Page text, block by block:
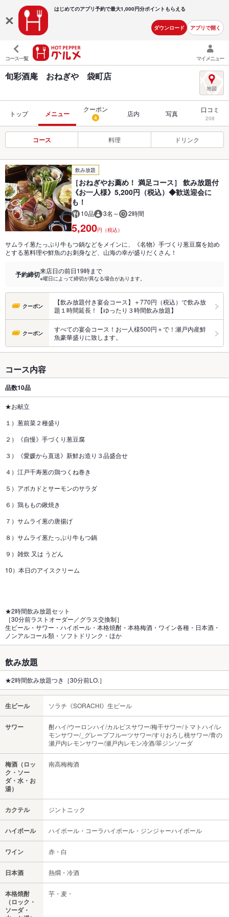
はじめてのアプリ予約で最大1,000円分ポイントもらえる
ダウンロード アプリで開く
コース一覧 マイメニュー
旬彩酒庵 おねぎや 袋町店
トップ メニュー
クーポン
4 店内 写真 口コミ
208
コース 料理 ドリンク
飲み放題
［おねぎやお薦め！ 満足コース］ 飲み放題付
《お一人様》5,200円（税込）◆歓送迎会に
も！
10品 3名～ 2時間
5,200円（税込）
サムライ葱たっぷり牛もつ鍋などをメインに、《名物》手づくり葱豆腐を始め
とする葱料理や鮮魚のお刺身など、山海の幸が盛りだくさん！
予約締切来店日の前日19時まで
※曜日によって締切が異なる場合があります。
クーポン
【飲み放題付き宴会コース】＋770円（税込）で飲み放
題１時間延長！【ゆったり３時間飲み放題】
クーポン
すべての宴会コース！お一人様500円＋で！瀬戸内産鮮
魚豪華盛りに致します。
コース内容
品数10品
★お献立
１）葱前菜２種盛り
２）《自慢》手づくり葱豆腐
３）《愛媛から直送》新鮮お造り３品盛合せ
４）江戸千寿葱の鶏つくね巻き
５）アボカドとサーモンのサラダ
６）鶏ももの鍬焼き
７）サムライ葱の唐揚げ
８）サムライ葱たっぷり牛もつ鍋
９）雑炊 又は うどん
10）本日のアイスクリーム
★2時間飲み放題セット
［30分前ラストオーダー／グラス交換制］
生ビール・サワー・ハイボール・本格焼酎・本格梅酒・ワイン各種・日本酒・
ノンアルコール類・ソフトドリンク・ほか
飲み放題
★2時間飲み放題つき［30分前LO.］
生ビール ソラチ《SORACHI》生ビール
サワー
酎ハイ/ウーロンハイ/カルピスサワー/梅干サワー/トマトハイ/レ
モンサワー/_グレープフルーツサワー/すりおろし桃サワー/青の
瀬戸内レモンサワー/瀬戸内レモン冷酒/翠ジンソーダ
梅酒（ロッ
ク・ソー
ダ・水・お
湯）
南高梅梅酒
カクテル ジントニック
ハイボール ハイボール・コーラハイボール・ジンジャーハイボール
ワイン 赤・白
日本酒 熱燗・冷酒
本格焼酎
（ロック・
ソーダ・
芋・麦・